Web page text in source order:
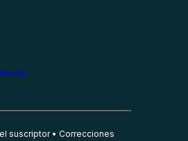
suscriptor Correcciones